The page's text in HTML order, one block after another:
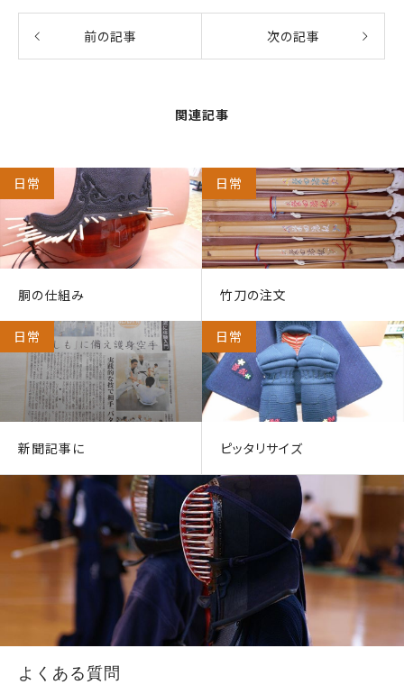
前の記事 次の記事
関連記事
日常
胴の仕組み
日常
竹刀の注文
日常
新聞記事に
日常
ピッタリサイズ
よくある質問